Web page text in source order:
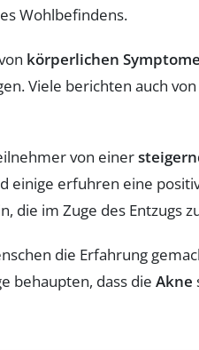
Wohlbefindens.
körperlichen
Viele berichten auch von
von einer
einige erfuhren eine
die im Zuge des Entzugs
die Erfahrung
behaupten, dass die Akne